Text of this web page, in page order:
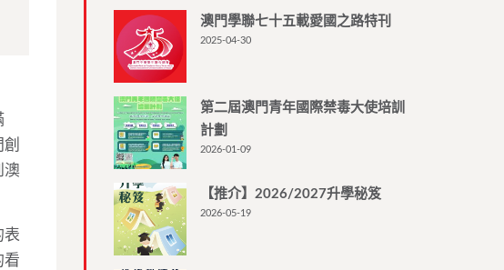
澳
表
看
澳門學聯七十五載愛國之路特刊
2025-04-30
第二屆澳門青年國際禁毒大使培訓
計劃
2026-01-09
【推介】2026/2027升學秘笈
2026-05-19